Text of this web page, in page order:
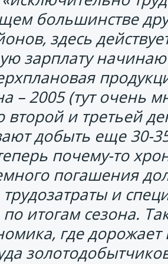
большинстве
здесь
зарплату
– 2005 (тут очень
второй и третьей
добыть еще 30-
почему-то
погашения
и
по итогам сезона.
где дорожает